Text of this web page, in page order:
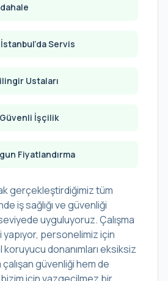
Servis
Ustaları
İşçilik
Fiyatlandırma
gerçekleştirdiğimiz tüm
iş sağlığı ve güvenliği
uyguluyoruz. Çalışma
personelimiz için
donanımları eksiksiz
güvenliği hem de